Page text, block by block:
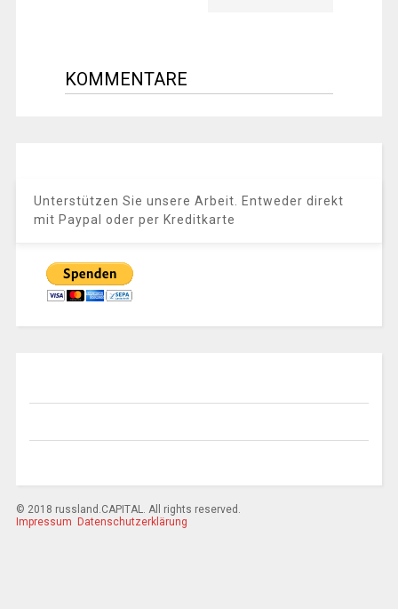
KOMMENTARE
Unterstützen Sie unsere Arbeit. Entweder direkt
mit Paypal oder per Kreditkarte
© 2018 russland.CAPITAL. All rights reserved.
Impressum
Datenschutzerklärung